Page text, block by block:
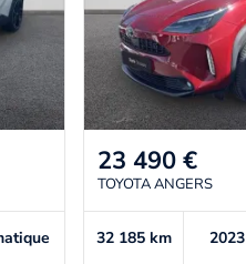
23 490 €
TOYOTA ANGERS
32 185 km 2023